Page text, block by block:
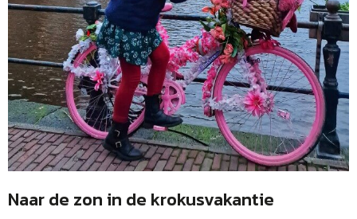
Naar de zon in de krokusvakantie